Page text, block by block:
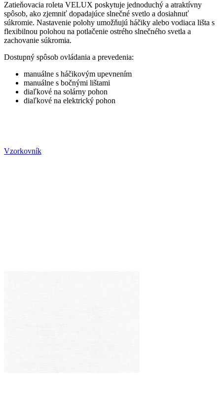
Zatieňovacia roleta VELUX poskytuje jednoduchý a atraktívny
spôsob, ako zjemniť dopadajúce slnečné svetlo a dosiahnuť
súkromie. Nastavenie polohy umožňujú háčiky alebo vodiaca lišta s
flexibilnou polohou na potlačenie ostrého slnečného svetla a
zachovanie súkromia.
Dostupný spôsob ovládania a prevedenia:
manuálne s háčikovým upevnením
manuálne s bočnými lištami
diaľkové na solárny pohon
diaľkové na elektrický pohon
Vzorkovník